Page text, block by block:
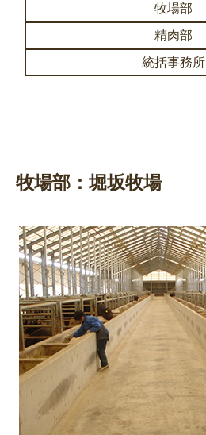
牧場部
精肉部
統括事務所
牧場部：堀坂牧場